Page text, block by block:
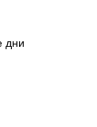
дни